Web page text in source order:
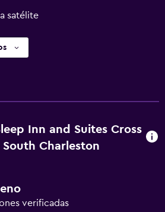
satélite
Inn and Suites Cross
South Charleston
verificadas